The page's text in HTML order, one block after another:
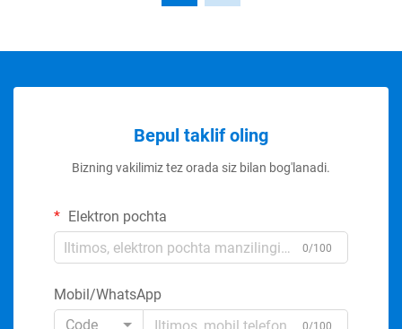
Bepul taklif oling
Bizning vakilimiz tez orada siz bilan bog'lanadi.
Elektron pochta
0/100
Mobil/WhatsApp
Code
0/100